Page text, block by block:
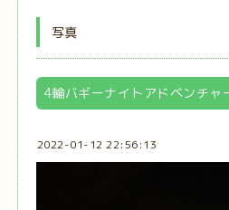
写真
4輪バギーナイトアドベンチャ
2022-01-12 22:56:13